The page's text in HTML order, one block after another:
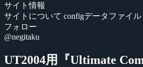
サイト情報
サイトについて configデータファイル
フォロー
@negitaku
UT2004用『Ultimate